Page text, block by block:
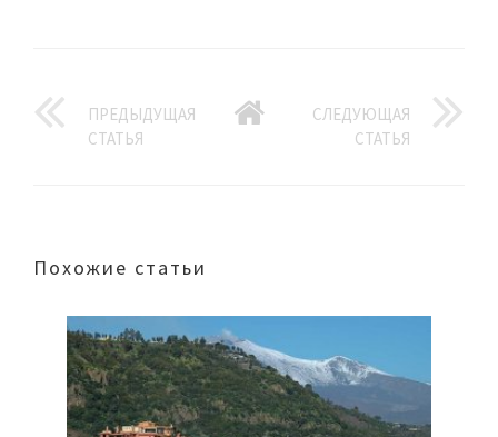
ПРЕДЫДУЩАЯ
СТАТЬЯ
СЛЕДУЮЩАЯ
СТАТЬЯ
Похожие статьи